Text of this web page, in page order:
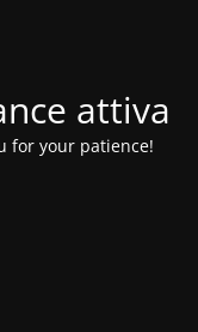
attiva
for your patience!